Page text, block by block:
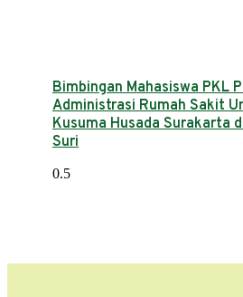
Bimbingan Mahasiswa PKL
Administrasi Rumah Sakit
Kusuma Husada Surakarta
Suri